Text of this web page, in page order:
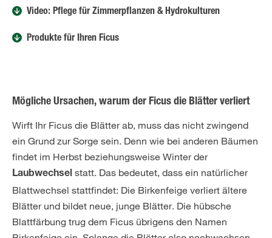
Video: Pflege für Zimmerpflanzen & Hydrokulturen
Produkte für Ihren Ficus
Mögliche Ursachen, warum der Ficus die Blätter verliert
Wirft Ihr Ficus die Blätter ab, muss das nicht zwingend
ein Grund zur Sorge sein. Denn wie bei anderen Bäumen
findet im Herbst beziehungsweise Winter der
Laubwechsel statt. Das bedeutet, dass ein natürlicher
Blattwechsel stattfindet: Die Birkenfeige verliert ältere
Blätter und bildet neue, junge Blätter. Die hübsche
Blattfärbung trug dem Ficus übrigens den Namen